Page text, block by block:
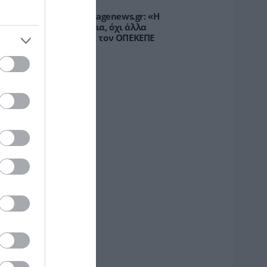
Μυρτώ Κοροβέση στο pagenews.gr: «Η
ζητά διαφάνεια, όχι άλλα
σκάνδαλα» – Τι λέει για τον ΟΠΕΚΕΠΕ